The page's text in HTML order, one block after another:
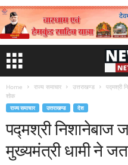
Home राज्य समाचार उत्तराखण्ड
पद्मश्री
शोक
राज्य समाचार उत्तराखण्ड देश
पद्मश्री निशानेबाज
मुख्यमंत्री धामी ने